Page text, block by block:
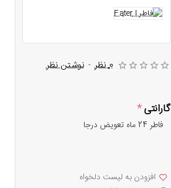
0 نظر - نوشتن نظر
گارانتی
فاطر 24 ماه تعویض درجا
افزودن به لیست دلخواه